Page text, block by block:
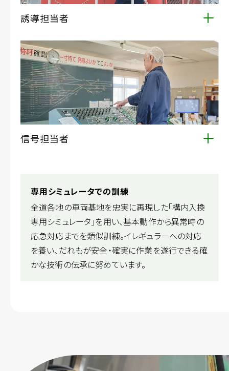
誘導担当者
り、車両が進むためのポイント切り替えや、安全を確認
する重要な役割を担う業務です。
信号担当者
るための最後の砦となる業務です。
専用シミュレータでの訓練
全道各地の車両基地を忠実に再現した「構内入換
専用シミュレータ」を用い、基本動作から異常時の
応急対応までを類似訓練。イレギュラーへの対応
を養い、だれもが安全・確実に作業を遂行できる確
かな技術の伝承に努めています。